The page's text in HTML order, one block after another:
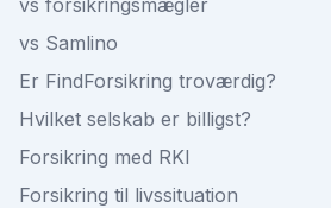
vs forsikringsmægler
vs Samlino
Er FindForsikring troværdig?
Hvilket selskab er billigst?
Forsikring med RKI
Forsikring til livssituation